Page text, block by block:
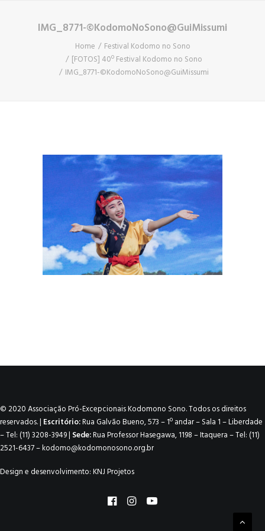
IMG_8771-©KodomoNoSono@GuiMissumi
Home
Festival Kodomo no Sono
[FOTOS] 40º Festival Kodomo no Sono
IMG_8771-©KodomoNoSono@GuiMissumi
© 2020 Associação Pró-Excepcionais Kodomono Sono. Todos os direitos
reservados. | Escritório:Rua Galvão Bueno, 573 – 1º andar – Sala 1 – Liberdade
– Tel: (11) 3208-3949 | Sede:Rua Professor Hasegawa, 1198 – Itaquera – Tel: (11)
2521-6437 –kodomo@kodomonosono.org.br
Design e desenvolvimento:KNJ Projetos